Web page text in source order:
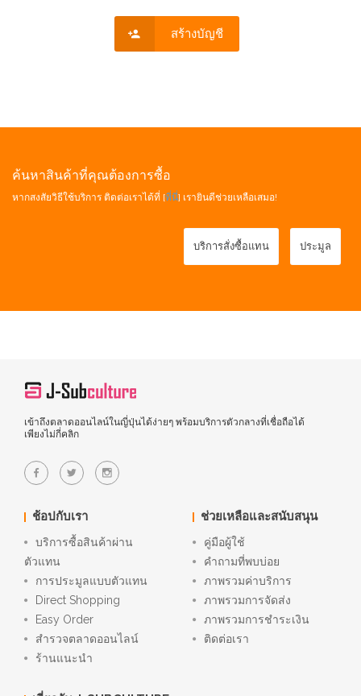
สร้างบัญชี
ค้นหาสินค้าที่คุณต้องการซื้อ
หากสงสัยวิธีใช้บริการ ติดต่อเราได้ที่ [ที่นี่] เรายินดีช่วยเหลือเสมอ!
บริการสั่งซื้อแทน ประมูล
เข้าถึงตลาดออนไลน์ในญี่ปุ่นได้ง่ายๆ พร้อมบริการตัวกลางที่เชื่อถือได้
เพียงไม่กี่คลิก
ช้อปกับเรา
บริการซื้อสินค้าผ่าน
ตัวแทน
การประมูลแบบตัวแทน
Direct Shopping
Easy Order
สำรวจตลาดออนไลน์
ร้านแนะนำ
ช่วยเหลือและสนับสนุน
คู่มือผู้ใช้
คำถามที่พบบ่อย
ภาพรวมค่าบริการ
ภาพรวมการจัดส่ง
ภาพรวมการชำระเงิน
ติดต่อเรา